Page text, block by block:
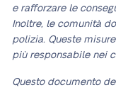
e rafforzare le
Inoltre, le comunità
polizia. Queste
più responsabile nei
Questo documento